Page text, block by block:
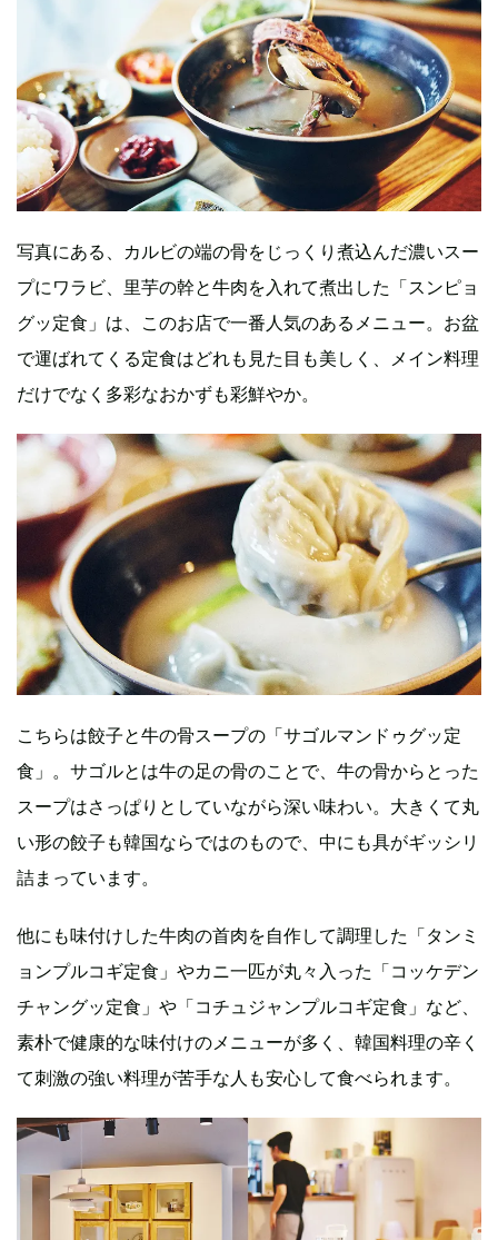
写真にある、カルビの端の骨をじっくり煮込んだ濃いスー
プにワラビ、里芋の幹と牛肉を入れて煮出した「スンピョ
グッ定食」は、このお店で一番人気のあるメニュー。お盆
で運ばれてくる定食はどれも見た目も美しく、メイン料理
だけでなく多彩なおかずも彩鮮やか。
こちらは餃子と牛の骨スープの「サゴルマンドゥグッ定
食」。サゴルとは牛の足の骨のことで、牛の骨からとった
スープはさっぱりとしていながら深い味わい。大きくて丸
い形の餃子も韓国ならではのもので、中にも具がギッシリ
詰まっています。
他にも味付けした牛肉の首肉を自作して調理した「タンミ
ョンプルコギ定食」やカニ一匹が丸々入った「コッケデン
チャングッ定食」や「コチュジャンプルコギ定食」など、
素朴で健康的な味付けのメニューが多く、韓国料理の辛く
て刺激の強い料理が苦手な人も安心して食べられます。